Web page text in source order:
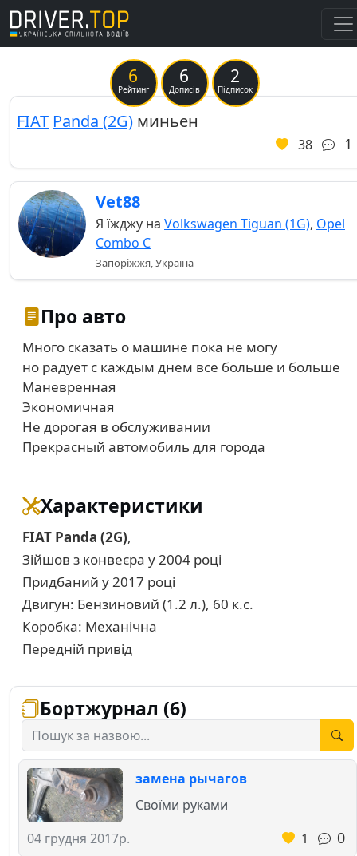
6
Рейтинг
6
Дописів
2
Підписок
Previous
FIAT Panda (2G) миньен
38 1
Vet88
Я їжджу на Volkswagen Tiguan (1G), Opel
Combo C
Запоріжжя, Україна
Про авто
Много сказать о машине пока не могу
но радует с каждым днем все больше и больше
Маневренная
Экономичная
Не дорогая в обслуживании
Прекрасный автомобиль для города
Характеристики
FIAT Panda (2G),
Зійшов з конвеєра у 2004 році
Придбаний у 2017 році
Двигун: Бензиновий (1.2 л.), 60 к.с.
Коробка: Механічна
Передній привід
Бортжурнал (6)
замена рычагов
04 грудня 2017р.
Своїми руками
1
0